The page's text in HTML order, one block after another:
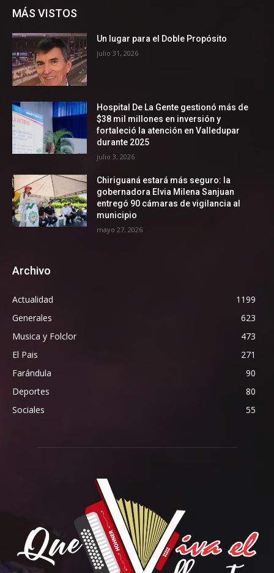
MÁS VISTOS
Un lugar para el Doble Propósito
julio 31, 2026
Hospital De La Gente gestionó más de
$38 mil millones en inversión y
fortaleció la atención en Valledupar
durante 2025
julio 3, 2026
Chiriguaná estará más seguro: la
gobernadora Elvia Milena Sanjuan
entregó 90 cámaras de vigilancia al
municipio
mayo 27, 2026
Archivo
Actualidad
1199
Generales
623
Musica y Folclor
473
El Pais
271
Farándula
90
Deportes
80
Sociales
55